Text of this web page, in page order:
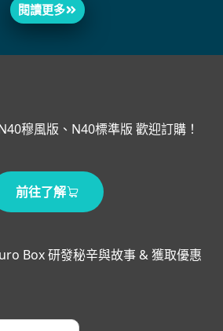
閱讀更多
穆風版、N40標準版 歡迎訂購！
前往了解
Box 研發秘辛與故事 & 獲取優惠